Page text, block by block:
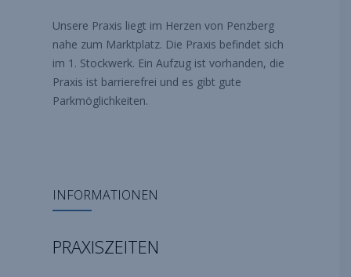
Unsere Praxis liegt im Herzen von Penzberg
nahe zum Marktplatz. Die Praxis befindet sich
im 1. Stockwerk. Ein Aufzug ist vorhanden, die
Praxis ist barrierefrei und es gibt gute
Parkmöglichkeiten.
INFORMATIONEN
PRAXISZEITEN